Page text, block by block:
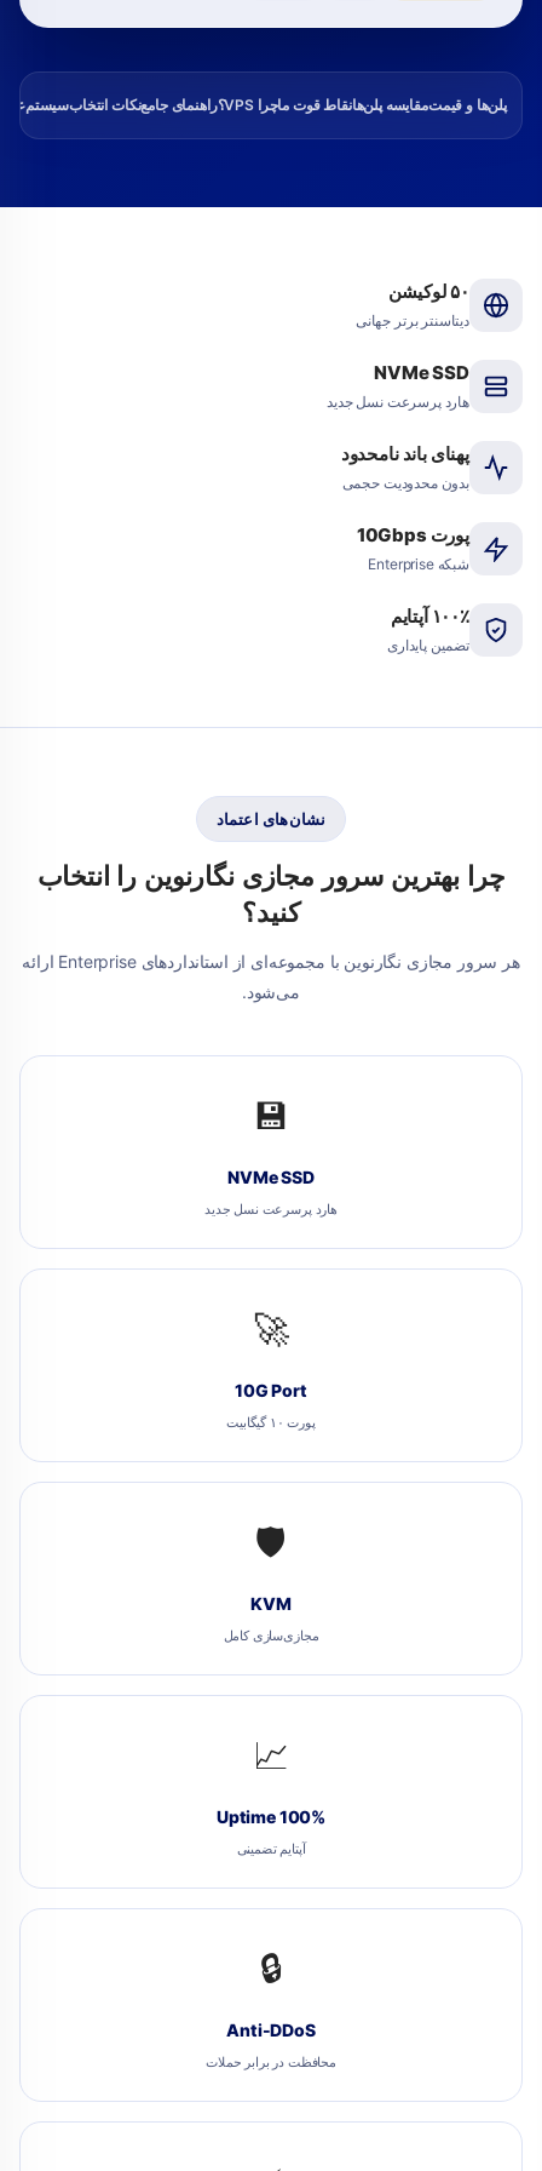
پلن‌ها و قیمتمقایسه پلن‌هانقاط قوت ماچرا VPS؟ راهنمای جامعنکات انتخاب
۵۰ لوکیشن
دیتاسنتر برتر جهانی
NVMe SSD
هارد پرسرعت نسل جدید
پهنای باند نامحدود
بدون محدودیت حجمی
پورت 10Gbps
شبکه Enterprise
۱۰۰٪ آپتایم
تضمین پایداری
نشان‌های اعتماد
چرا بهترین سرور مجازینگارنوین را انتخاب
کنید؟
هر سرور مجازی نگارنوین با مجموعه‌ای از استانداردهای Enterprise ارائه
می‌شود.
💾
NVMe SSD
هارد پرسرعت نسل جدید
🚀
10G Port
پورت ۱۰ گیگابیت
🛡️
KVM
مجازی‌سازی کامل
📈
100% Uptime
آپتایم تضمینی
🔒
Anti-DDoS
محافظت در برابر حملات